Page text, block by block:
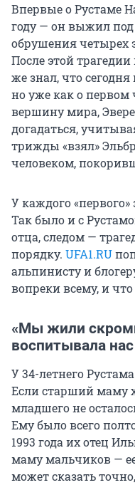
Впервые о Рустаме
году — он выжил
обрушения четырех
После этой
же знал, что
но уже как о первом
вершину мира,
догадаться,
трижды «взял»
человеком,
У каждого
Так было и с
отца, следом —
порядку. UFA1.RU
альпинисту и
вопреки всему, и что
«Мы жили
воспитывала
У 34-летнего
Если старший маму
младшего не
Ему было всего
1993 года их отец
маму мальчиков —
может сказать